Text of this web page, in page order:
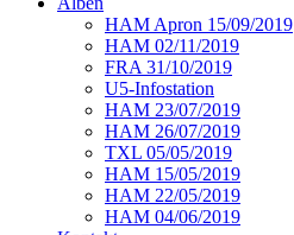
HAM Apron 15/09/2019
HAM 02/11/2019
FRA 31/10/2019
U5-Infostation
HAM 23/07/2019
HAM 26/07/2019
TXL 05/05/2019
HAM 15/05/2019
HAM 22/05/2019
HAM 04/06/2019